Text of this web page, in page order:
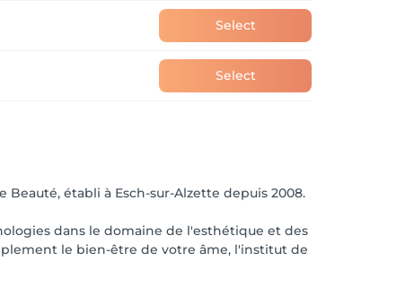
Select
Select
établi à Esch-sur-Alzette depuis 2008.
dans le domaine de l'esthétique et des
le bien-être de votre âme, l'institut de